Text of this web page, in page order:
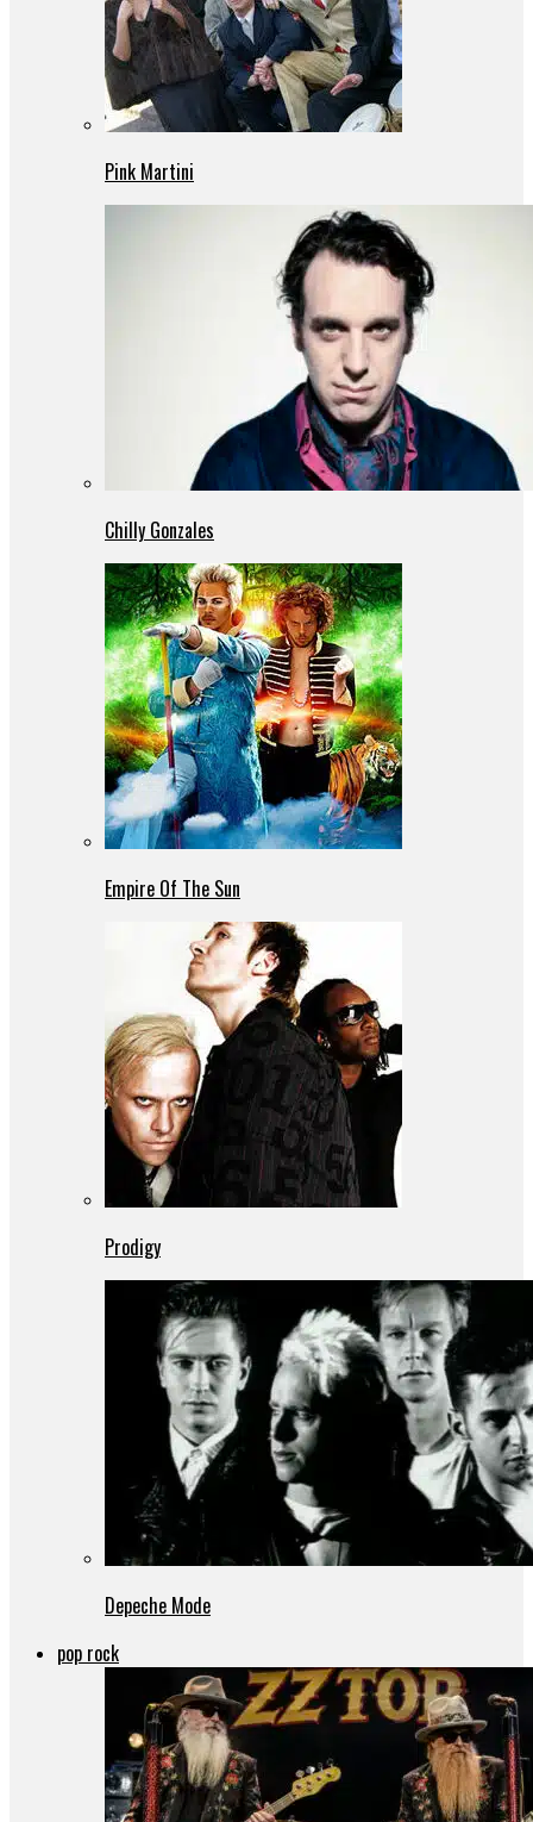
Pink Martini
Chilly Gonzales
Empire Of The Sun
Prodigy
Depeche Mode
pop rock